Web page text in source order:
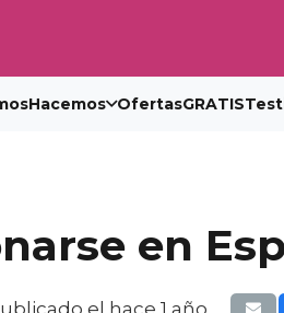
Hacemos OfertasGRATIS
en
el hace 1 año